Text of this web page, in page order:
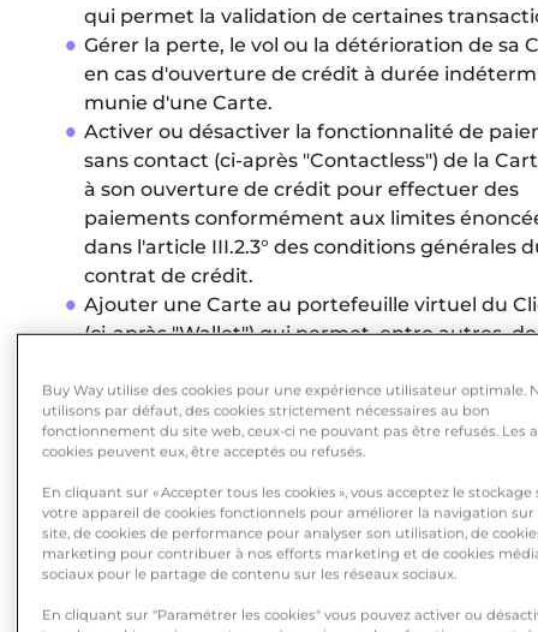
qui permet la validation de certaines
Gérer la perte, le vol ou la détérioration de sa
en cas d'ouverture de crédit à durée
munie d'une Carte.
Activer ou désactiver la fonctionnalité de
sans contact (ci-après "Contactless") de la
à son ouverture de crédit pour effectuer des
paiements conformément aux limites
dans l'article III.2.3° des conditions générales
contrat de crédit.
Ajouter une Carte au portefeuille virtuel du
(ci-apràs "Wallet") qui permet, entre autres, de
un Appareil Mobile de façon sécurisée via
l'Application ou via une application tierce de
paiement telle que, mais sans s'y limiter,
Paiement").
Conserver et centraliser les versions
de ses Cartes par le biais du Wallet.
ouverture de crédit à durée indéterminée,
Buy Way utilise des cookies pour une expérience utilisateur optimale.
utilisons par défaut, des cookies strictement nécessaires au bon
fonctionnement du site web, ceux-ci ne pouvant pas être refusés. Les
cookies peuvent eux, être acceptés ou refusés.
En cliquant sur « Accepter tous les cookies », vous acceptez le stockage
votre appareil de cookies fonctionnels pour améliorer la navigation
site, de cookies de performance pour analyser son utilisation, de
marketing pour contribuer à nos efforts marketing et de cookies
sociaux pour le partage de contenu sur les réseaux sociaux.
En cliquant sur "Paramétrer les cookies" vous pouvez activer ou